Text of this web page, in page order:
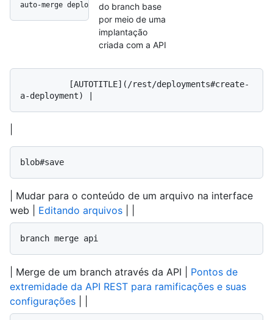
auto-merge deployment apido branch base
por meio de uma
implantação
criada com a API
blob#save
| Mudar para o conteúdo de um arquivo na interface
web | Editando arquivos
branch merge api
| Merge de um branch através da API | Pontos de
extremidade da API REST para ramificações e suas
configurações